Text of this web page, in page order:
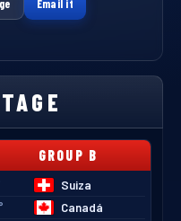
Email it
GROUP B
Suiza
Canadá